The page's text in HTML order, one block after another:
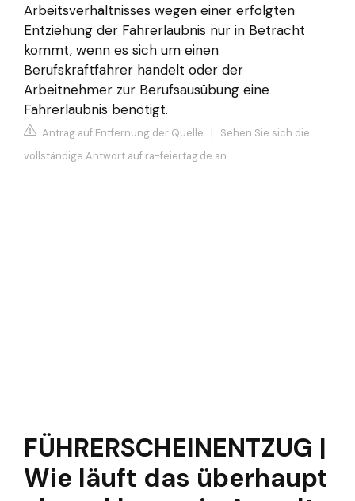
Arbeitsverhältnisses wegen einer erfolgten
Entziehung der Fahrerlaubnis nur in Betracht
kommt, wenn es sich um einen
Berufskraftfahrer handelt oder der
Arbeitnehmer zur Berufsausübung eine
Fahrerlaubnis benötigt.
Antrag auf Entfernung der Quelle | Sehen Sie sich die
vollständige Antwort auf ra-feiertag.de an
FÜHRERSCHEINENTZUG |
Wie läuft das überhaupt